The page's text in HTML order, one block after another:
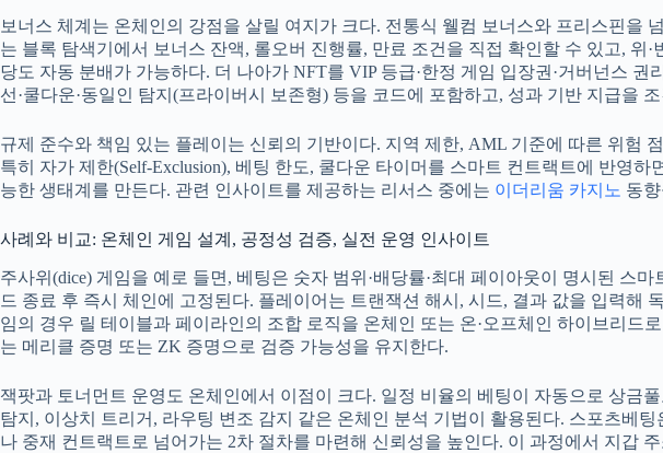
보너스 체계는 온체인의 강점을 살릴 여지가 크다. 전통식 웰컴 보너스와 프리스핀을
는 블록 탐색기에서 보너스 잔액, 롤오버 진행률, 만료 조건을 직접 확인할 수 있고,
당도 자동 분배가 가능하다. 더 나아가 NFT를 VIP 등급·한정 게임 입장권·거버넌스 권
선·쿨다운·동일인 탐지(프라이버시 보존형) 등을 코드에 포함하고, 성과 기반 지급을
규제 준수와 책임 있는 플레이는 신뢰의 기반이다. 지역 제한, AML 기준에 따른 위험
특히 자가 제한(Self-Exclusion), 베팅 한도, 쿨다운 타이머를 스마트 컨트랙트에 반영
능한 생태계를 만든다. 관련 인사이트를 제공하는 리서스 중에는 이더리움 카지노 동
사례와 비교: 온체인 게임 설계, 공정성 검증, 실전 운영 인사이트
주사위(dice) 게임을 예로 들면, 베팅은 숫자 범위·배당률·최대 페이아웃이 명시된 스
드 종료 후 즉시 체인에 고정된다. 플레이어는 트랜잭션 해시, 시드, 결과 값을 입력해
임의 경우 릴 테이블과 페이라인의 조합 로직을 온체인 또는 온·오프체인 하이브리드
는 메리클 증명 또는 ZK 증명으로 검증 가능성을 유지한다.
잭팟과 토너먼트 운영도 온체인에서 이점이 크다. 일정 비율의 베팅이 자동으로 상금
탐지, 이상치 트리거, 라우팅 변조 감지 같은 온체인 분석 기법이 활용된다. 스포츠베
나 중재 컨트랙트로 넘어가는 2차 절차를 마련해 신뢰성을 높인다. 이 과정에서 지갑